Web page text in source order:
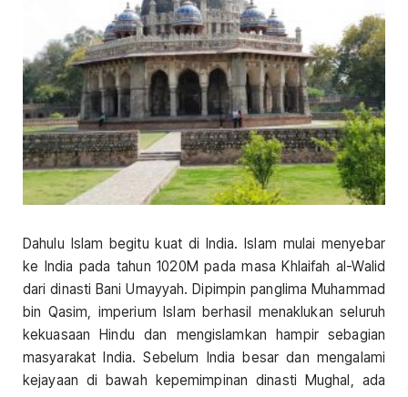
Dahulu Islam begitu kuat di India. Islam mulai menyebar
ke India pada tahun 1020M pada masa Khlaifah al-Walid
dari dinasti Bani Umayyah. Dipimpin panglima Muhammad
bin Qasim, imperium Islam berhasil menaklukan seluruh
kekuasaan Hindu dan mengislamkan hampir sebagian
masyarakat India. Sebelum India besar dan mengalami
kejayaan di bawah kepemimpinan dinasti Mughal, ada